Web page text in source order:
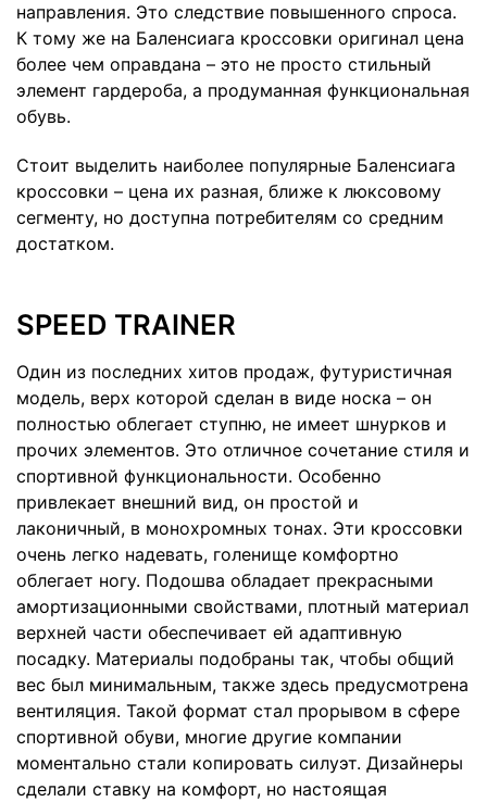
направления. Это следствие повышенного спроса.
К тому же на Баленсиага кроссовки оригинал цена
более чем оправдана – это не просто стильный
элемент гардероба, а продуманная функциональная
обувь.
Стоит выделить наиболее популярные Баленсиага
кроссовки – цена их разная, ближе к люксовому
сегменту, но доступна потребителям со средним
достатком.
SPEED TRAINER
Один из последних хитов продаж, футуристичная
модель, верх которой сделан в виде носка – он
полностью облегает ступню, не имеет шнурков и
прочих элементов. Это отличное сочетание стиля и
спортивной функциональности. Особенно
привлекает внешний вид, он простой и
лаконичный, в монохромных тонах. Эти кроссовки
очень легко надевать, голенище комфортно
облегает ногу. Подошва обладает прекрасными
амортизационными свойствами, плотный материал
верхней части обеспечивает ей адаптивную
посадку. Материалы подобраны так, чтобы общий
вес был минимальным, также здесь предусмотрена
вентиляция. Такой формат стал прорывом в сфере
спортивной обуви, многие другие компании
моментально стали копировать силуэт. Дизайнеры
сделали ставку на комфорт, но настоящая